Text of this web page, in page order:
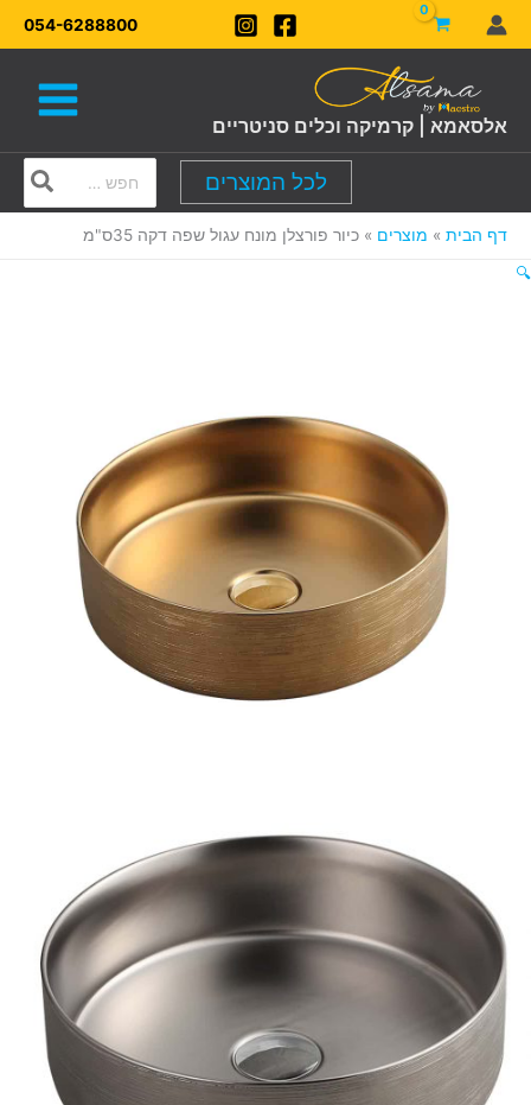
דילוג
לתוכן
054-6288800
אלסאמא | קרמיקה וכלים סניטריים
לכל המוצרים
for:
דף הבית מוצרים
כיור פורצלן מונח עגול שפה דקה 35ס"מ
🔍